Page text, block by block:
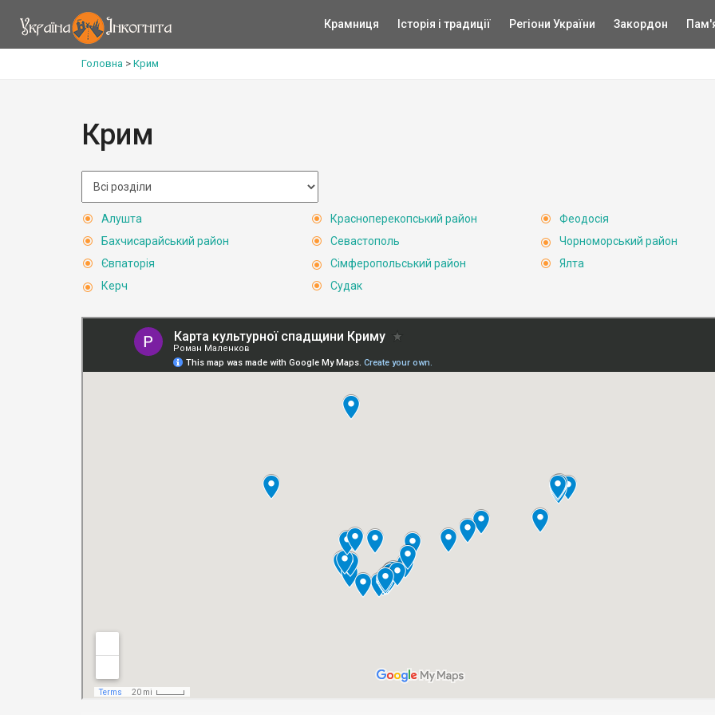
Крамниця Історія і традиції Регіони України Закордон
Головна > Крим
Крим
Алушта
Бахчисарайський район
Євпаторія
Керч
Красноперекопський район
Севастополь
Сімферопольський район
Судак
Феодосія
Чорноморський район
Ялта